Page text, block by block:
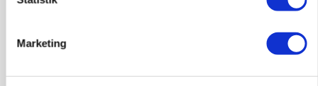
Marketing